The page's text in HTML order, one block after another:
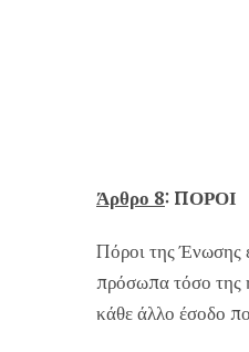
Άρθρο 8: ΠΟΡΟΙ
Πόροι της Ένωσης
πρόσωπα τόσο της
κάθε άλλο έσοδο